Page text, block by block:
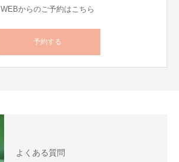
WEBからのご予約はこちら
予約する
よくある質問